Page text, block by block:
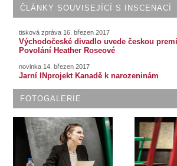
ČLÁNKY SOUVISEJÍCÍ S INSCENACÍ
tisková zpráva 16. březen 2017
Východočeské divadlo uvede českou
Povolání Heather Roseové
novinka 14. březen 2017
Jarní INprojekt Kanadě k narozeninám
FOTOGALERIE